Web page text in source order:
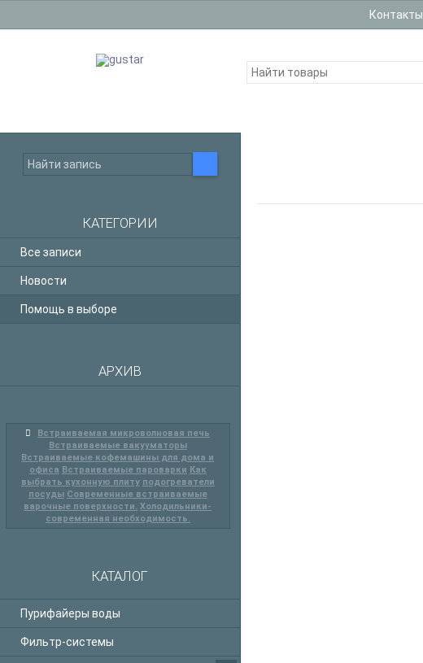
Контакты
КАТЕГОРИИ
Все записи
Новости
Помощь в выборе
АРХИВ
Встраиваемая микроволновая печь
Встраиваемые вакууматоры
Встраиваемые кофемашины для дома и
офиса Встраиваемые пароварки Как
выбрать кухонную плиту подогреватели
посуды Современные встраиваемые
варочные поверхности. Холодильники-
современная необходимость.
КАТАЛОГ
Пурифайеры воды
Фильтр-системы